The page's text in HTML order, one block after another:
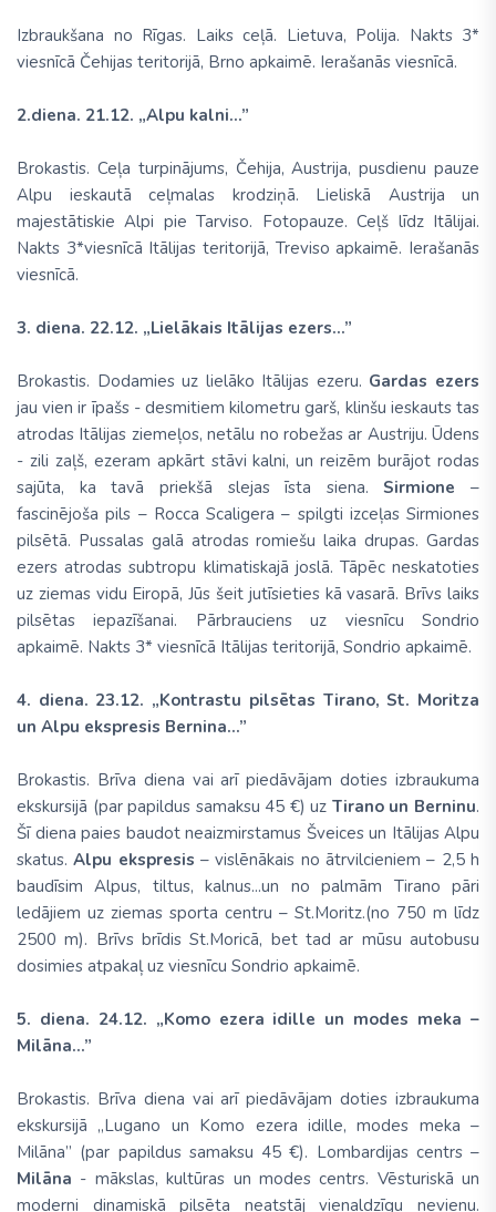
Izbraukšana no Rīgas. Laiks ceļā. Lietuva, Polija. Nakts 3*
viesnīcā Čehijas teritorijā, Brno apkaimē. Ierašanās viesnīcā.
2.diena. 21.12. „Alpu kalni...”
Brokastis. Ceļa turpinājums, Čehija, Austrija, pusdienu pauze
Alpu ieskautā ceļmalas krodziņā. Lieliskā Austrija un
majestātiskie Alpi pie Tarviso. Fotopauze. Ceļš līdz Itālijai.
Nakts 3*viesnīcā Itālijas teritorijā, Treviso apkaimē. Ierašanās
viesnīcā.
3. diena. 22.12. „Lielākais Itālijas ezers...”
Brokastis. Dodamies uz lielāko Itālijas ezeru. Gardas ezers
jau vien ir īpašs - desmitiem kilometru garš, klinšu ieskauts tas
atrodas Itālijas ziemeļos, netālu no robežas ar Austriju. Ūdens
- zili zaļš, ezeram apkārt stāvi kalni, un reizēm burājot rodas
sajūta, ka tavā priekšā slejas īsta siena.Sirmione –
fascinējoša pils – Rocca Scaligera – spilgti izceļas Sirmiones
pilsētā. Pussalas galā atrodas romiešu laika drupas. Gardas
ezers atrodas subtropu klimatiskajā joslā. Tāpēc neskatoties
uz ziemas vidu Eiropā, Jūs šeit jutīsieties kā vasarā. Brīvs laiks
pilsētas iepazīšanai. Pārbrauciens uz viesnīcu Sondrio
apkaimē. Nakts 3* viesnīcā Itālijas teritorijā, Sondrio apkaimē.
4. diena. 23.12. „Kontrastu pilsētas Tirano, St. Moritza
un Alpu ekspresis Bernina...”
Brokastis. Brīva diena vai arī piedāvājam doties izbraukuma
ekskursijā (par papildus samaksu 45 €) uz Tirano un Berninu.
Šī diena paies baudot neaizmirstamus Šveices un Itālijas Alpu
skatus.Alpu ekspresis – vislēnākais no ātrvilcieniem – 2,5 h
baudīsim Alpus, tiltus, kalnus...un no palmām Tirano pāri
ledājiem uz ziemas sporta centru – St.Moritz.(no 750 m līdz
2500 m). Brīvs brīdis St.Moricā, bet tad ar mūsu autobusu
dosimies atpakaļ uz viesnīcu Sondrio apkaimē.
5. diena. 24.12. „Komo ezera idille un modes meka –
Milāna...”
Brokastis. Brīva diena vai arī piedāvājam doties izbraukuma
ekskursijā „Lugano un Komo ezera idille, modes meka –
Milāna” (par papildus samaksu 45 €). Lombardijas centrs –
Milāna - mākslas, kultūras un modes centrs. Vēsturiskā un
moderni dinamiskā pilsēta neatstāj vienaldzīgu nevienu.